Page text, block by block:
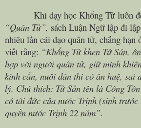
Khi dạy học Khổng Tử luôn đề
“Quân Tử”, sách Luận Ngữ lập đi
nhiêu lần cái đạo quân tử, chẳng hạn
viết rằng: “Khổng Tử khen Tử Sản,
hợp với người quân tử, giữ mình
kính cẩn, nuôi dân thì có ân huệ, sai
lý. Chú thích: Tử Sản tên là Công
có tài đức của nước Trịnh (sinh
quyền nước Trịnh 22 năm”.